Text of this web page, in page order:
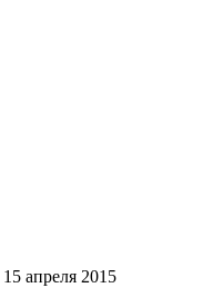
15 апреля 2015